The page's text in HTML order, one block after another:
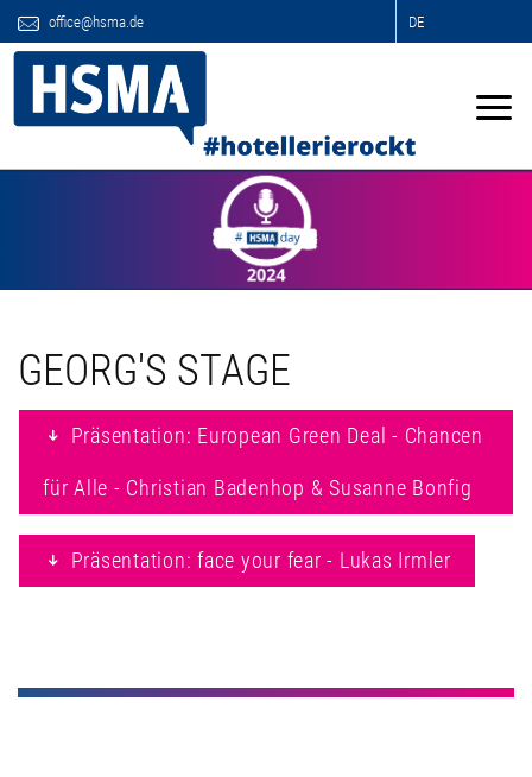
office@hsma.de DE
GEORG'S STAGE
Präsentation: European Green Deal - Chancen
für Alle - Christian Badenhop & Susanne Bonfig
Präsentation: face your fear - Lukas Irmler